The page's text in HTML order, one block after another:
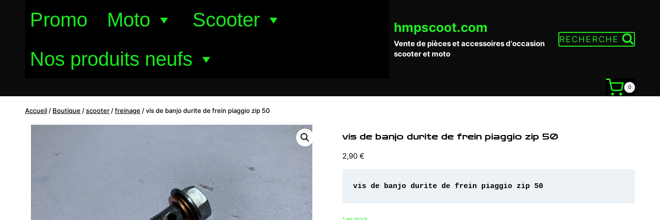
Promo Moto
Scooter
Nos produits neufs
hmpscoot.com
Vente de pièces et accessoires d'occasion
scooter et moto
RECHERCHE
0
Accueil / Boutique /scooter /freinage /vis de banjo durite de frein piaggio zip 50
vis de banjo durite de frein piaggio zip 50
2,90 €
vis de banjo durite de frein piaggio zip 50